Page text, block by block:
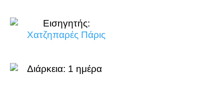
Εισηγητής:
Χατζηπαρές Πάρις
Διάρκεια: 1 ημέρα